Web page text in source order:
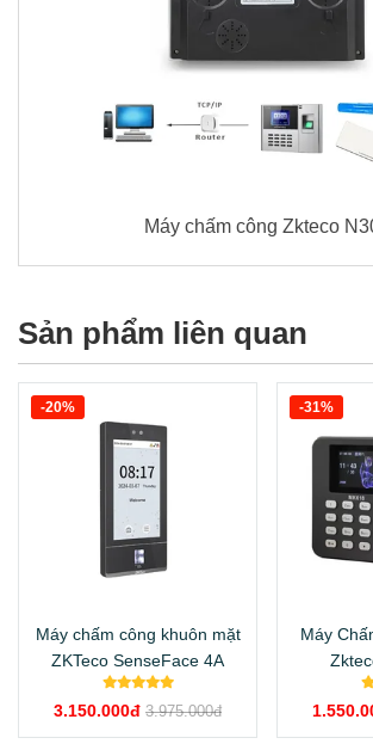
Máy chấm công Zkteco
Sản phẩm liên quan
Máy chấm công khuôn mặt
ZKTeco SenseFace 4A
3.150.000đ 3.975.000đ
-20%
Máy
-31%